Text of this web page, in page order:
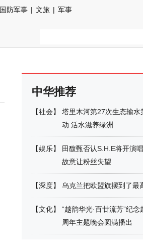
国防军事 | 文旅 | 军事
中华推荐
【社会】
塔里木河第27次生态输水
动 活水滋养绿洲
【娱乐】
田馥甄否认S.H.E将开演
故意让粉丝失望
【深度】 乌克兰把欧盟旗摆到了最
【文化】
“越韵华光·百廿流芳”纪
周年主题晚会圆满播出